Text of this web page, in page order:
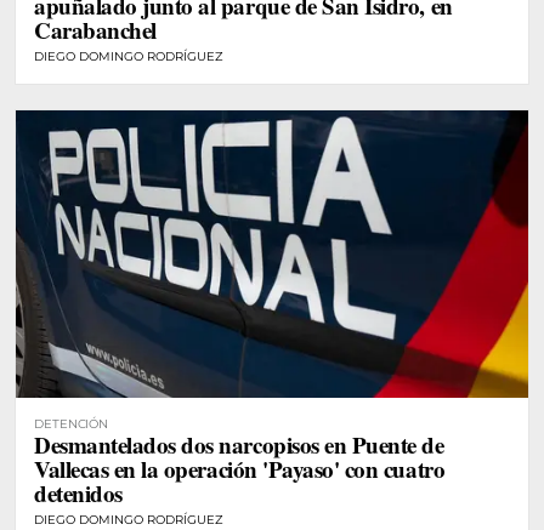
Carabanchel
DIEGO DOMINGO RODRÍGUEZ
DETENCIÓN
Desmantelados dos narcopisos en Puente de
Vallecas en la operación 'Payaso' con cuatro
detenidos
DIEGO DOMINGO RODRÍGUEZ